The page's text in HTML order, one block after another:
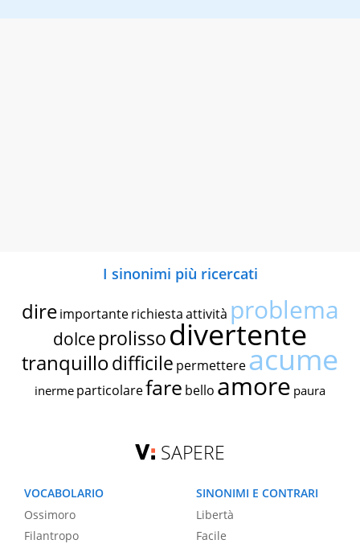
I sinonimi più ricercati
dire importante richiestaattività problema
dolce prolissodivertente
tranquillodifficile permettereacume
inerme particolarefare bello amore paura
SAPERE
VOCABOLARIO
Ossimoro
Filantropo
SINONIMI E CONTRARI
Libertà
Facile